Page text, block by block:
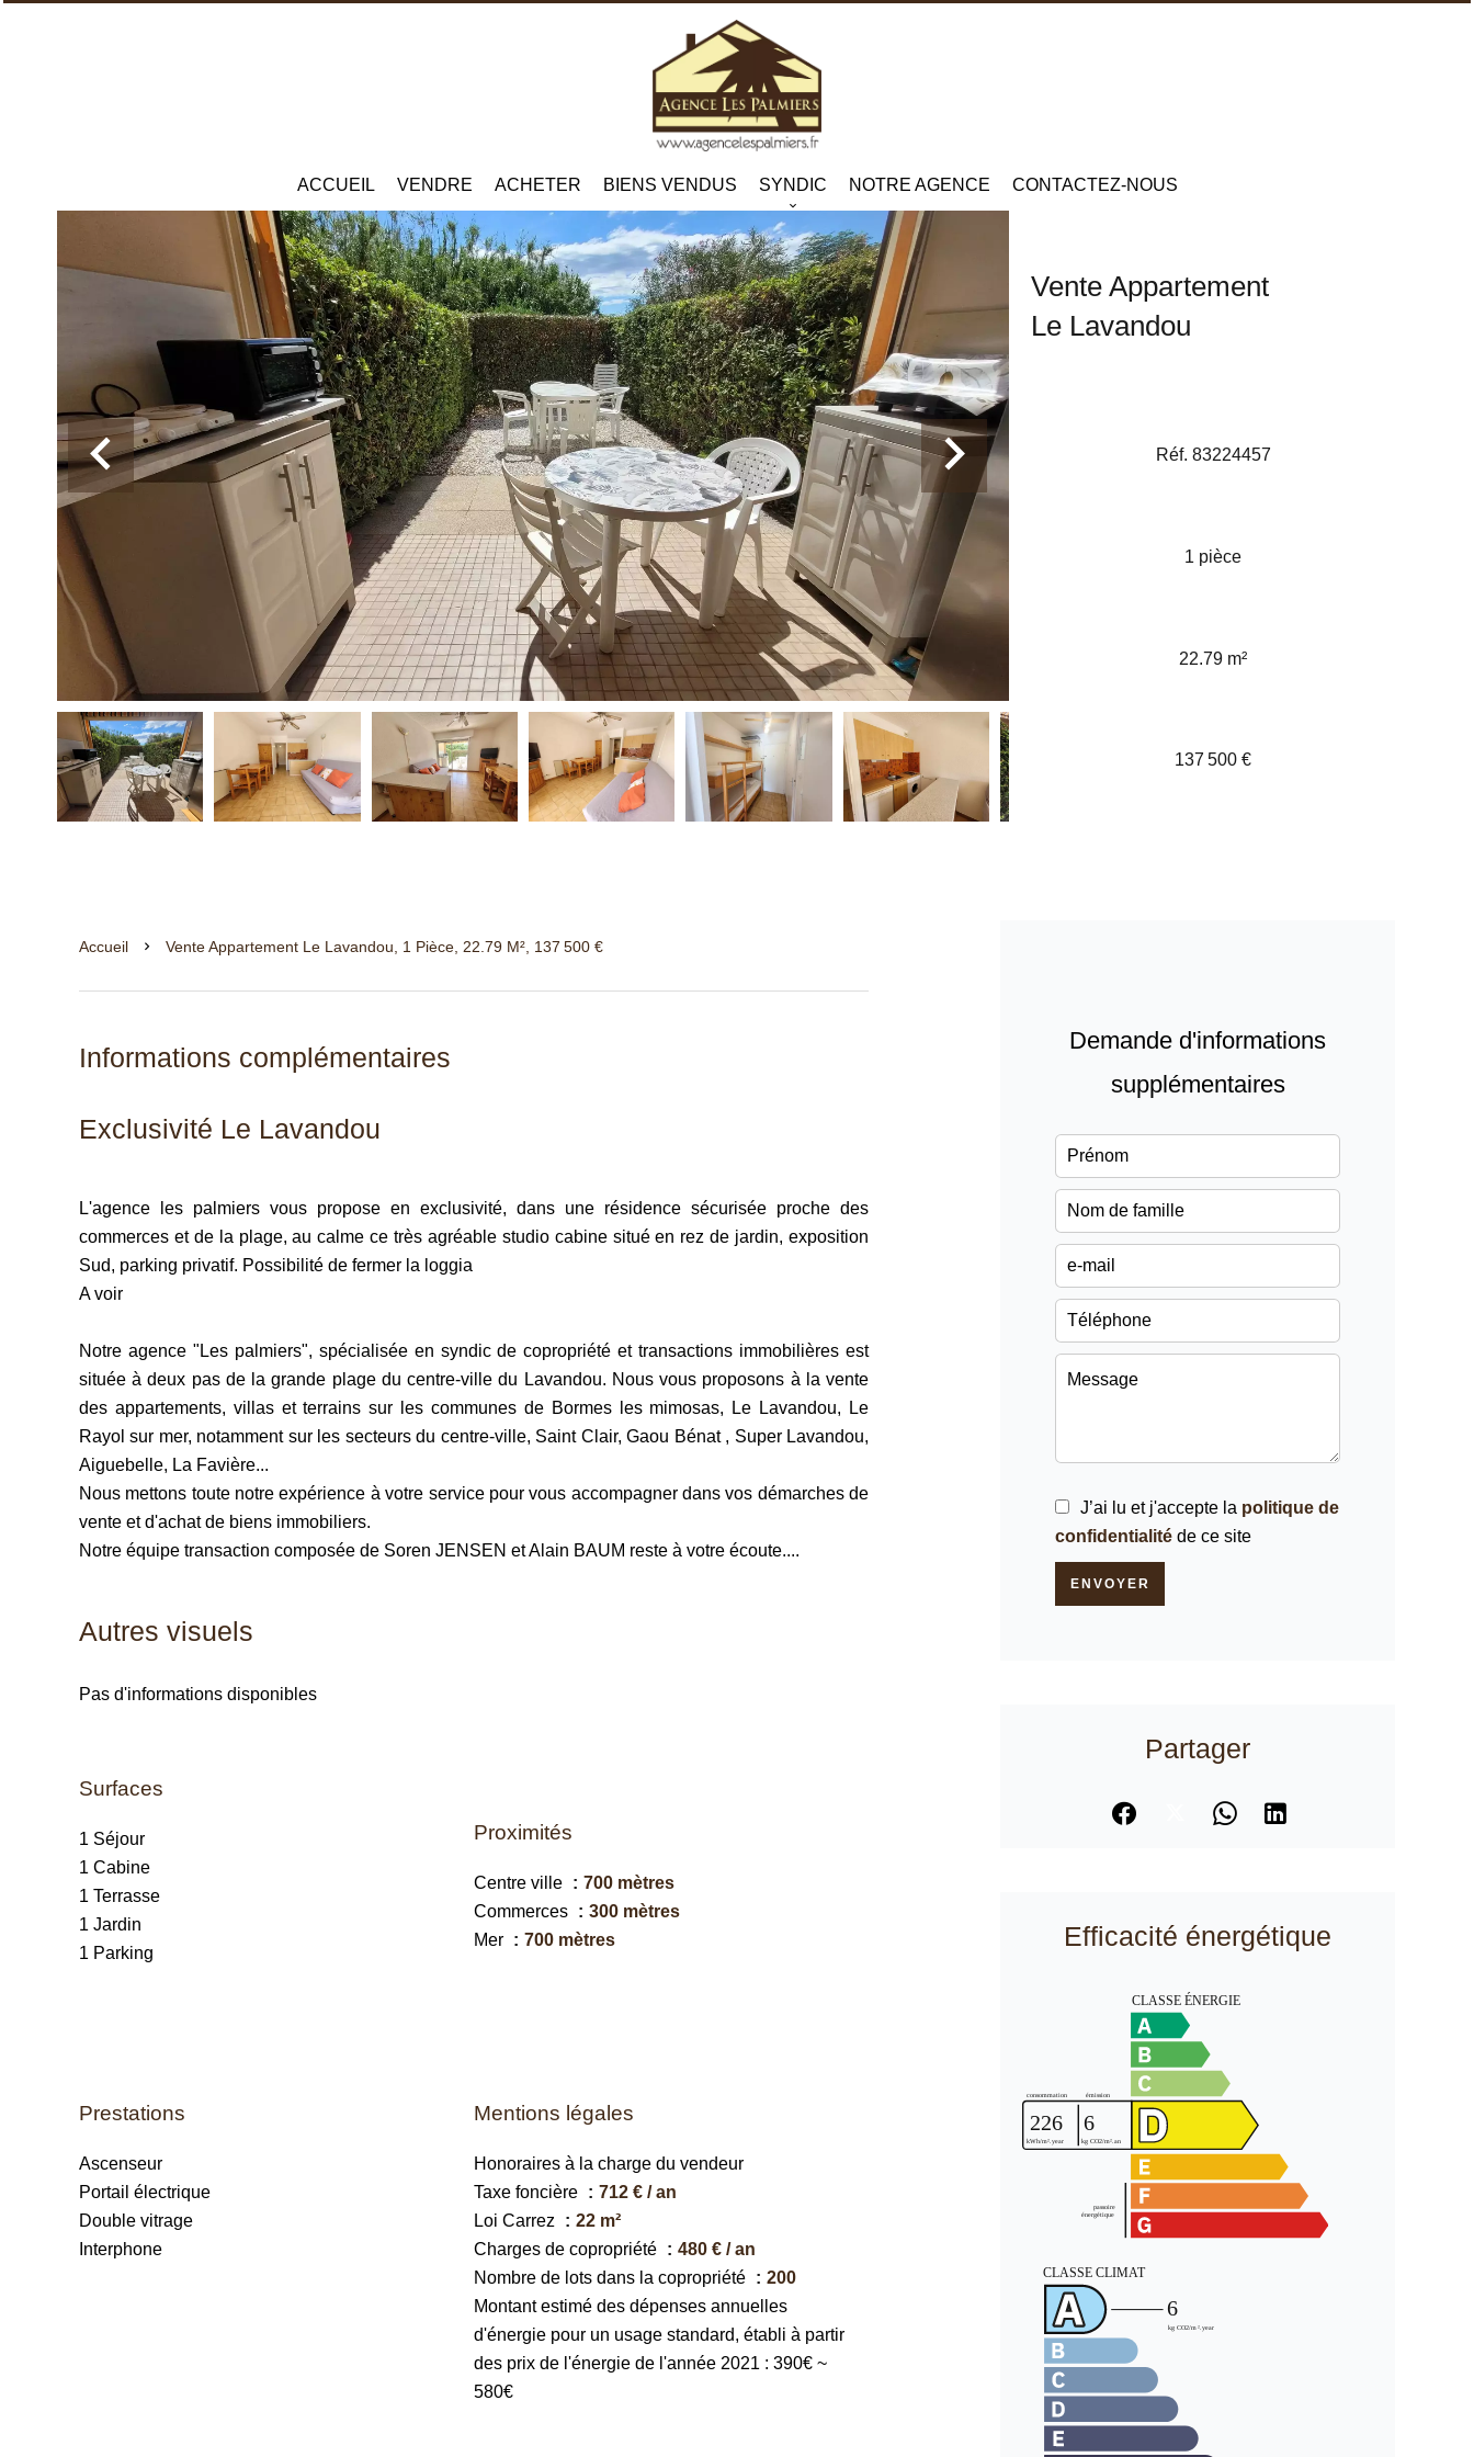
ACCUEIL VENDRE ACHETER BIENS VENDUS SYNDIC NOTRE AGENCE CONTACTEZ-NOUS
Vente Appartement
Le Lavandou
Réf. 83224457
1 pièce
22.79 m²
137 500 €
Accueil Vente Appartement Le Lavandou, 1 Pièce, 22.79 M², 137 500 €
Informations complémentaires
Exclusivité Le Lavandou
L'agence les palmiers vous propose en exclusivité, dans une résidence sécurisée proche des
commerces et de la plage, au calme ce très agréable studio cabine situé en rez de jardin, exposition
Sud, parking privatif. Possibilité de fermer la loggia
A voir
Notre agence "Les palmiers", spécialisée en syndic de copropriété et transactions immobilières est
située à deux pas de la grande plage du centre-ville du Lavandou. Nous vous proposons à la vente
des appartements, villas et terrains sur les communes de Bormes les mimosas, Le Lavandou, Le
Rayol sur mer, notamment sur les secteurs du centre-ville, Saint Clair, Gaou Bénat , Super Lavandou,
Aiguebelle, La Favière...
Nous mettons toute notre expérience à votre service pour vous accompagner dans vos démarches de
vente et d'achat de biens immobiliers.
Notre équipe transaction composée de Soren JENSEN et Alain BAUM reste à votre écoute....
Autres visuels
Pas d'informations disponibles
Surfaces
1 Séjour
1 Cabine
1 Terrasse
1 Jardin
1 Parking
Proximités
Centre ville
700 mètres
Commerces
300 mètres
Mer
700 mètres
Prestations
Ascenseur
Portail électrique
Double vitrage
Interphone
Mentions légales
Honoraires à la charge du vendeur
Taxe foncière
712 € / an
Loi Carrez
22 m²
Charges de copropriété
480 € / an
Nombre de lots dans la copropriété
200
Montant estimé des dépenses annuelles
d'énergie pour un usage standard, établi à partir
des prix de l'énergie de l'année 2021 : 390€ ~
580€
Demande d'informations
supplémentaires
J’ai lu et j'accepte la politique de
confidentialité de ce site
ENVOYER
Partager
Efficacité énergétique